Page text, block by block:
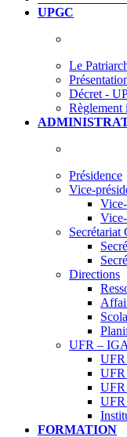
UPGC
Le
Décret -
Règlement
Présidence
Vice-
Secrétariat
Directions
UFR – IGA
UFR
UFR
UFR
UFR
FORMATION